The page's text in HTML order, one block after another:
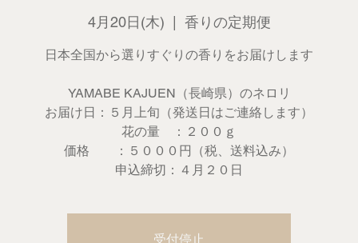
4月20日(木) 香りの定期便
日本全国から選りすぐりの香りをお届けします
YAMABE KAJUEN（長崎県）のネロリ
お届け日：５月上旬（発送日はご連絡します）
花の量 ：２００ｇ
価格 ：５０００円（税、送料込み）
受付停止